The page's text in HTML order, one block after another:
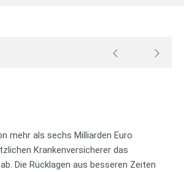
mehr als sechs Milliarden Euro
Krankenversicherer das
Die Rücklagen aus besseren Zeiten